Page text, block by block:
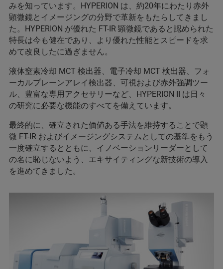
みを知っています。HYPERION は、約20年にわたり赤外
顕微鏡とイメージングの分野で革新をもたらしてきまし
た。HYPERION が優れた FT-IR 顕微鏡であると認められた
特長は今も健在であり、より優れた性能とスピードを求
めて改良したに過ぎません。
液体窒素冷却 MCT 検出器、電子冷却 MCT 検出器、フォ
ーカルプレーンアレイ検出器、可視および赤外強調ツー
ル、豊富な専用アクセサリーなど、HYPERION II は日々
の研究に必要な機能のすべてを備えています。
最終的に、確立された価値ある手法を維持することで顕
微 FT-IR およびイメージングシステムとしての基準をもう
一度確立するとともに、イノベーションリーダーとして
の名に恥じないよう、エキサイティングな新技術の導入
を進めてきました。